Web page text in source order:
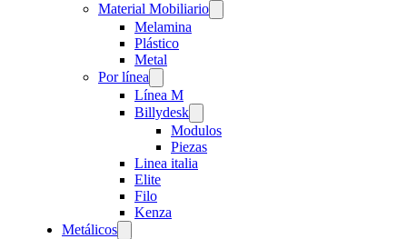
Material Mobiliario
Melamina
Plástico
Metal
Por línea
Línea M
Billydesk
Modulos
Piezas
Linea italia
Elite
Filo
Kenza
Metálicos